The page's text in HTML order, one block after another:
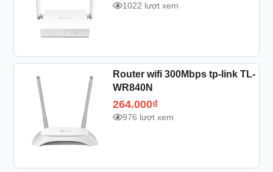
1022 lượt xem
Router wifi 300Mbps tp-link TL-
WR840N
264.000₫
976 lượt xem